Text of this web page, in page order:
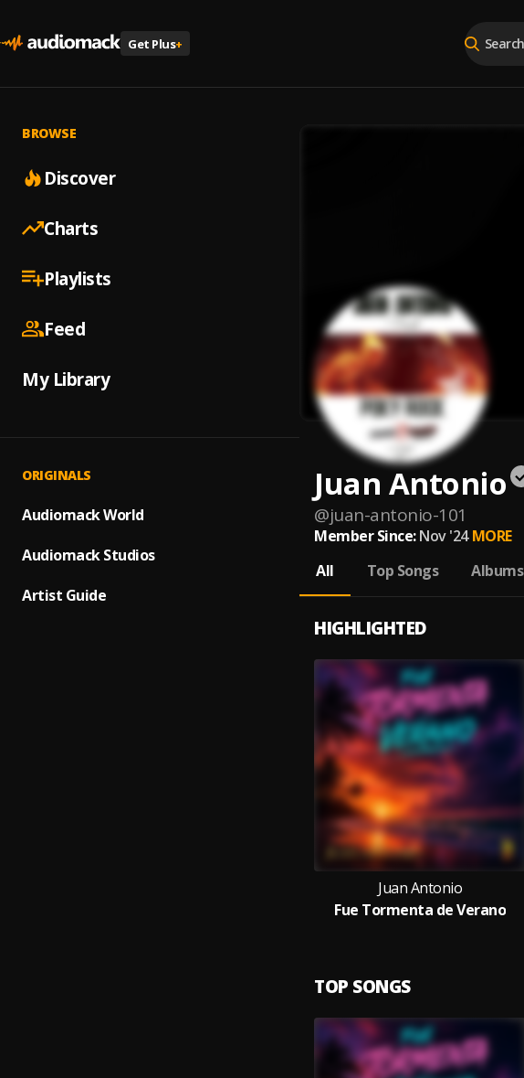
Get Plus+
BROWSE
Discover
Charts
Playlists
Feed
My Library
ORIGINALS
Audiomack World
Audiomack Studios
Artist Guide
Juan Antonio
@juan-antonio-101
Member Since: Nov '24 MORE
All
Top Songs Albums
HIGHLIGHTED
Juan Antonio
Fue Tormenta de Verano
TOP SONGS